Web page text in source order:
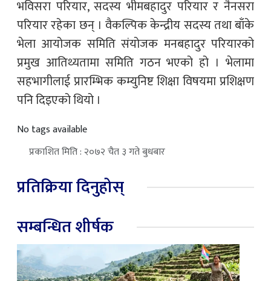
भविसरा परियार, सदस्य भीमबहादुर परियार र नैनसरा
परियार रहेका छन् । वैकल्पिक केन्द्रीय सदस्य तथा बाँके
भेला आयोजक समिति संयोजक मनबहादुर परियारको
प्रमुख आतिथ्यतामा समिति गठन भएको हो । भेलामा
सहभागीलाई प्रारम्भिक कम्युनिष्ट शिक्षा विषयमा प्रशिक्षण
पनि दिइएको थियो ।
No tags available
प्रकाशित मिति : २०७२ चैत ३ गते बुधबार
प्रतिक्रिया दिनुहोस्
सम्बन्धित शीर्षक